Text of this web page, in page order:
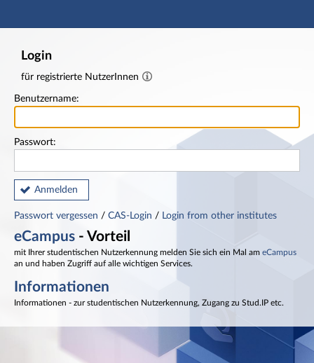
Hauptnavigation
Login
für registrierte NutzerInnen
Benutzername:
Passwort:
Anmelden
Passwort vergessen / CAS-Login / Login from other institutes
eCampus - Vorteil
mit Ihrer studentischen Nutzerkennung melden Sie sich ein Mal am eCampus
an und haben Zugriff auf alle wichtigen Services.
Informationen
Informationen - zur studentischen Nutzerkennung, Zugang zu Stud.IP etc.